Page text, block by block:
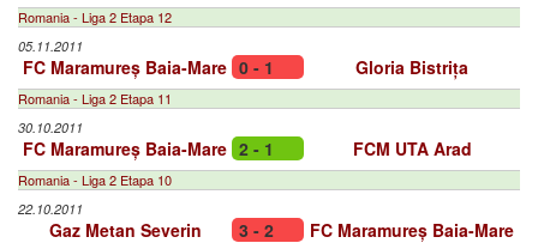
Romania - Liga 2 Etapa 12
05.11.2011
FC Maramureș Baia-Mare 0 - 1 Gloria Bistrița
Romania - Liga 2 Etapa 11
30.10.2011
FC Maramureș Baia-Mare 2 - 1 FCM UTA Arad
Romania - Liga 2 Etapa 10
22.10.2011
Gaz Metan Severin 3 - 2 FC Maramureș Baia-Mare